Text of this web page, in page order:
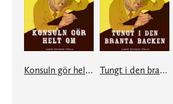
Konsuln gör helt om Tungt i den branta backen